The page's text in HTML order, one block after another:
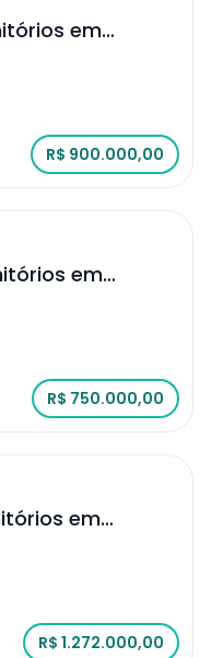
em
R$ 900.000,00
em
R$ 750.000,00
em
R$ 1.272.000,00